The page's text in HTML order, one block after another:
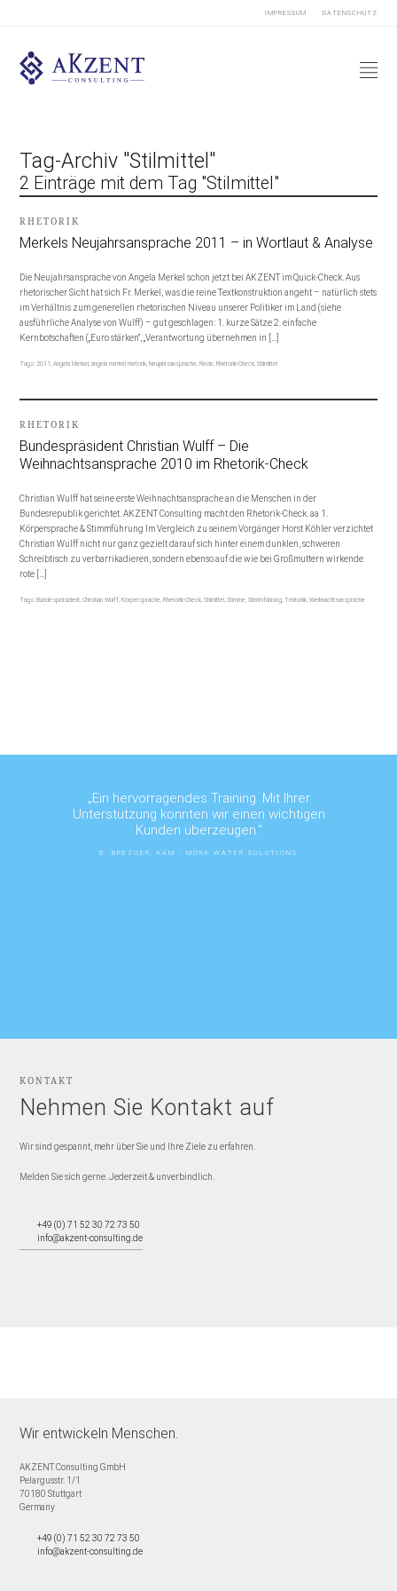
IMPRESSUM DATENSCHUTZ
Tag-Archiv "Stilmittel"
2 Einträge mit dem Tag "Stilmittel"
RHETORIK
Merkels Neujahrsansprache 2011 – in Wortlaut & Analyse
Die Neujahrsansprache von Angela Merkel schon jetzt bei AKZENT im Quick-Check. Aus
rhetorischer Sicht hat sich Fr. Merkel, was die reine Textkonstruktion angeht – natürlich stets
im Verhältnis zum generellen rhetorischen Niveau unserer Politiker im Land (siehe
ausführliche Analyse von Wulff) – gut geschlagen: 1. kurze Sätze 2. einfache
Kernbotschaften („Euro stärken“, „Verantwortung übernehmen in […]
Tags: 2011,Angela Merkel,angela merkel rhetorik,Neujahrsansprache, Rede, Rhetorik-Check,Stilmittel
RHETORIK
Bundespräsident Christian Wulff – Die
Weihnachtsansprache 2010 im Rhetorik-Check
Christian Wulff hat seine erste Weihnachtsansprache an die Menschen in der
Bundesrepublik gerichtet. AKZENT Consulting macht den Rhetorik-Check. aa 1.
Körpersprache & Stimmführung Im Vergleich zu seinem Vorgänger Horst Köhler verzichtet
Christian Wulff nicht nur ganz gezielt darauf sich hinter einem dunklen, schweren
Schreibtisch zu verbarrikadieren, sondern ebenso auf die wie bei Großmuttern wirkende
rote […]
Tags: Bundespräsident,Christian Wulff, Körpersprache, Rhetorik-Check,Stilmittel,Stimme,Stimmführung,Tektonik,Weihnachtsansprache
„Ein hervorragendes Training. Mit Ihrer
Unterstützung konnten wir einen wichtigen
Kunden überzeugen.“
B. BREZGER, KAM - MÖRK WATER SOLUTIONS
KONTAKT
Nehmen Sie Kontakt auf
Wir sind gespannt, mehr über Sie und Ihre Ziele zu erfahren.
Melden Sie sich gerne. Jederzeit & unverbindlich.
+49 (0) 71 52 30 72 73 50
info@akzent-consulting.de
Wir entwickeln Menschen.
AKZENT Consulting GmbH
Pelargusstr. 1/1
70180 Stuttgart
Germany
+49 (0) 71 52 30 72 73 50
info@akzent-consulting.de